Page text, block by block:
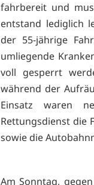
fahrbereit und
entstand lediglich
der 55-jährige
umliegende
voll gesperrt
während der
Einsatz waren
Rettungsdienst die
sowie die
Am Sonntag,